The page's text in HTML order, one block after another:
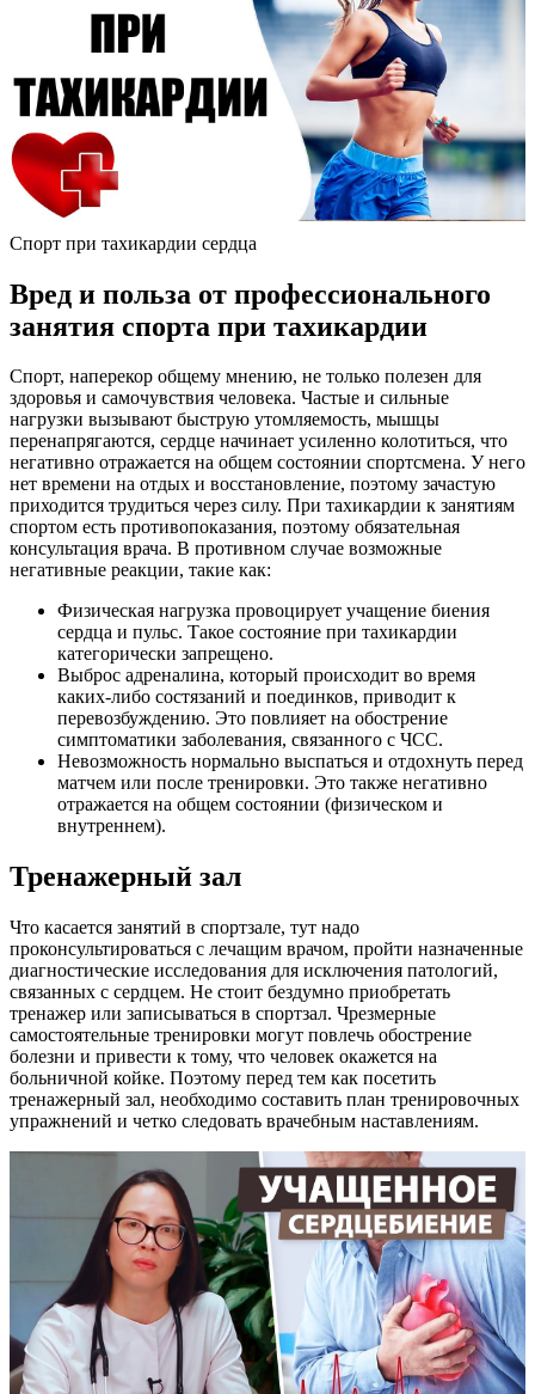
Спорт при тахикардии сердца
Вред и польза от профессионального
занятия спорта при тахикардии
Спорт, наперекор общему мнению, не только полезен для
здоровья и самочувствия человека. Частые и сильные
нагрузки вызывают быструю утомляемость, мышцы
перенапрягаются, сердце начинает усиленно колотиться, что
негативно отражается на общем состоянии спортсмена. У него
нет времени на отдых и восстановление, поэтому зачастую
приходится трудиться через силу. При тахикардии к занятиям
спортом есть противопоказания, поэтому обязательная
консультация врача. В противном случае возможные
негативные реакции, такие как:
Физическая нагрузка провоцирует учащение биения
сердца и пульс. Такое состояние при тахикардии
категорически запрещено.
Выброс адреналина, который происходит во время
каких-либо состязаний и поединков, приводит к
перевозбуждению. Это повлияет на обострение
симптоматики заболевания, связанного с ЧСС.
Невозможность нормально выспаться и отдохнуть перед
матчем или после тренировки. Это также негативно
отражается на общем состоянии (физическом и
внутреннем).
Тренажерный зал
Что касается занятий в спортзале, тут надо
проконсультироваться с лечащим врачом, пройти назначенные
диагностические исследования для исключения патологий,
связанных с сердцем. Не стоит бездумно приобретать
тренажер или записываться в спортзал. Чрезмерные
самостоятельные тренировки могут повлечь обострение
болезни и привести к тому, что человек окажется на
больничной койке. Поэтому перед тем как посетить
тренажерный зал, необходимо составить план тренировочных
упражнений и четко следовать врачебным наставлениям.